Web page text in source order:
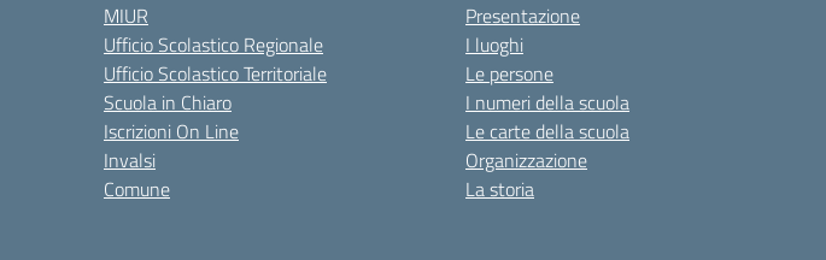
MIUR
Ufficio Scolastico Regionale
Ufficio Scolastico Territoriale
Scuola in Chiaro
Iscrizioni On Line
Invalsi
Comune
Presentazione
I luoghi
Le persone
I numeri della scuola
Le carte della scuola
Organizzazione
La storia